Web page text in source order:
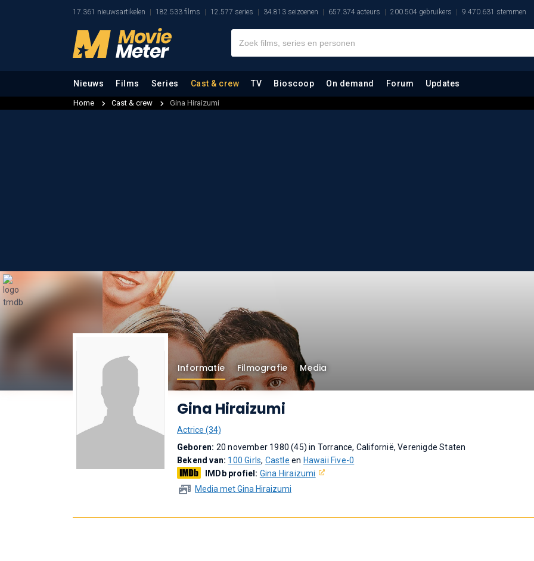
17.361 nieuwsartikelen 182.533 films 12.577 series 34.813 seizoenen 657.374 acteurs 200.504 gebruikers 9.470.631 stemmen
Nieuws Films Series Cast & crew TV Bioscoop On demand Forum Updates
Home Cast & crew Gina Hiraizumi
Informatie Filmografie Media
Gina Hiraizumi
Actrice (34)
Geboren: 20 november 1980 (45) in Torrance, Californië, Verenigde Staten
Bekend van: 100 Girls, Castle en Hawaii Five-0
IMDb profiel: Gina Hiraizumi
Media met Gina Hiraizumi